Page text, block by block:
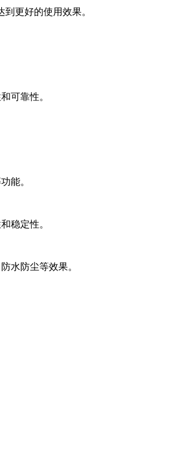
更好的使用效果。
可靠性。
能。
稳定性。
水防尘等效果。